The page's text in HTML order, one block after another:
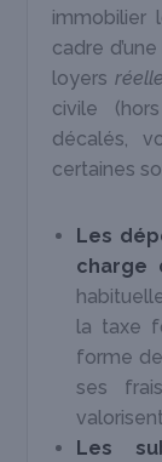
immobilier
cadre
loyers
civile
décalés,
certaines
Les
charge
la taxe
forme
ses
Les